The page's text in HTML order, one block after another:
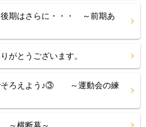
期はさらに・・・ ～前期あ
がとうございます。
そろえよう♪③ ～運動会の練